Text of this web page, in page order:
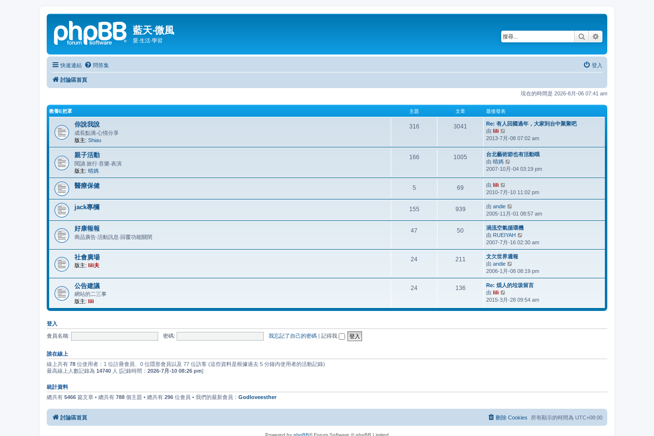
藍天‧微風
愛‧生活‧學習 搜尋
快速連結 問答集 登入
討論區首頁
現在的時間是 2026-8月-06 07:41 am
教養E把罩 主題 文章 最後發表
你說我說
成長點滴‧心情分享
版主: Shiau
316 3041
Re: 有人回國過年，大家到台中聚聚吧
由 lili
視
後
發
表
2013-7月-08 07:02 am
親子活動
閱讀‧旅行‧音樂‧表演
版主: 晴媽
166 1005
台北藝術節也有活動哦
由 晴媽
視
發
表
2007-10月-04 03:19 pm
醫療保健 5 69 由 lili
視
最
後
發
表
2010-7月-10 11:02 pm
jack專欄 155 939 由 andie
視
最
後
發
表
2005-11月-01 08:57 am
好康報報
商品廣告‧活動訊息‧回覆功能關閉
47 50
渦流空氣循環機
由 RUEIYAH
視
最
表
2007-7月-16 02:30 am
社會廣場
版主: lili夫
24 211
文欠世界週報
由 andie
視
最
後
表
2006-1月-08 08:19 pm
公告建議
網站的二三事
版主: lili
24 136
Re: 煩人的垃圾留言
由 lili
視
最
表
2015-3月-28 09:54 am
登入
會員名稱: 密碼: 我忘記了自己的密碼 | 記得我
誰在線上
線上共有 78 位使用者：1 位註冊會員、0 位隱形會員以及 77 位訪客 (這些資料是根據過去 5 分鐘內使用者的活動記錄)
最高線上人數記錄為 14740 人 [記錄時間： 2026-7月-10 08:26 pm]
統計資料
總共有 5466 篇文章 • 總共有 788 個主題 • 總共有 296 位會員 • 我們的最新會員： Godloveesther
討論區首頁 所有顯示的時間為 UTC+08:00
刪除 Cookies
Powered by phpBB® Forum Software © phpBB Limited